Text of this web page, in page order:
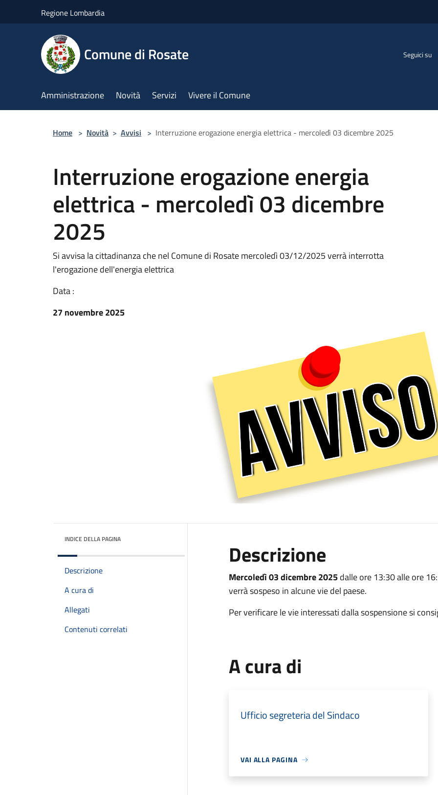
Regione Lombardia
Comune di Rosate Seguici su
Amministrazione Novità Servizi Vivere il Comune
Home > Novità > Avvisi > Interruzione erogazione energia elettrica - mercoledì 03 dicembre 2025
Interruzione erogazione energia
elettrica - mercoledì 03 dicembre
2025
Si avvisa la cittadinanza che nel Comune di Rosate mercoledì 03/12/2025 verrà interrotta
l'erogazione dell'energia elettrica
Data :
27 novembre 2025
INDICE DELLA PAGINA
Descrizione
A cura di
Allegati
Contenuti correlati
Descrizione
Mercoledì 03 dicembre 2025dalle ore 13:30 alle ore
verrà sospeso in alcune vie del paese.
Per verificare le vie interessati dalla sospensione si
A cura di
Ufficio segreteria del Sindaco
VAI ALLA PAGINA